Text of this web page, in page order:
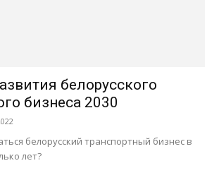
белорусского
бизнеса 2030
белорусский транспортный бизнес в
лет?